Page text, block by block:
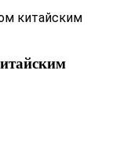
китайским